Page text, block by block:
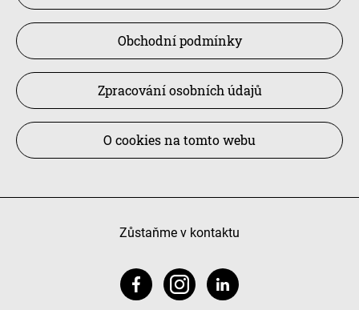
Obchodní podmínky
Zpracování osobních údajů
O cookies na tomto webu
Zůstaňme v kontaktu